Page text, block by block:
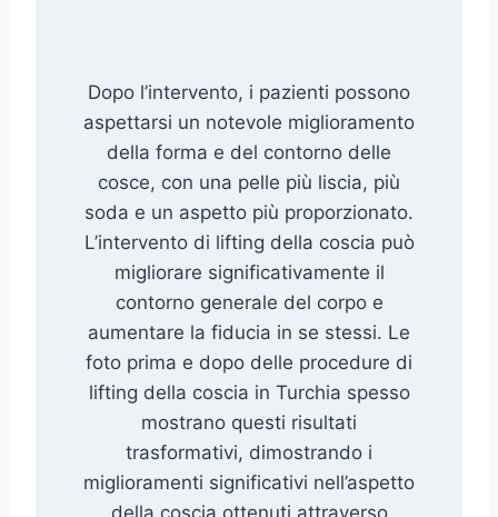
Dopo l’intervento, i pazienti possono
aspettarsi un notevole miglioramento
della forma e del contorno delle
cosce, con una pelle più liscia, più
soda e un aspetto più proporzionato.
L’intervento di lifting della coscia può
migliorare significativamente il
contorno generale del corpo e
aumentare la fiducia in se stessi. Le
foto prima e dopo delle procedure di
lifting della coscia in Turchia spesso
mostrano questi risultati
trasformativi, dimostrando i
miglioramenti significativi nell’aspetto
della coscia ottenuti attraverso